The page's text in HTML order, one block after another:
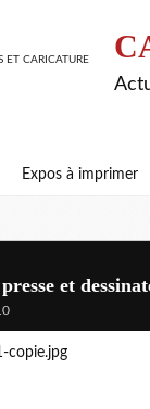
Expos à imprimer
et